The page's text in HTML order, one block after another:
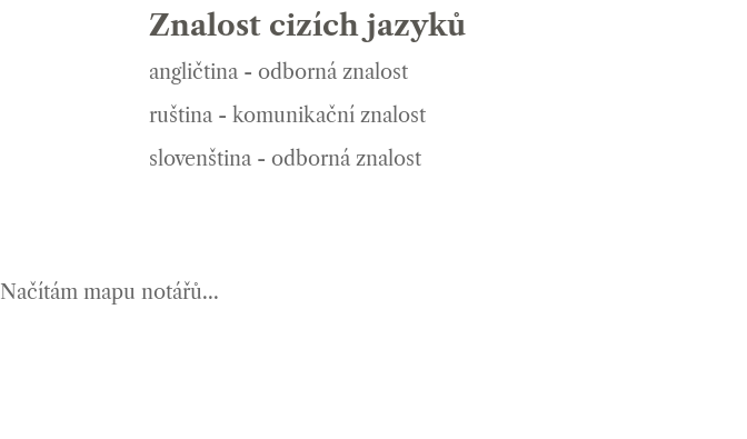
Znalost cizích jazyků
angličtina - odborná znalost
ruština - komunikační znalost
slovenština - odborná znalost
Načítám mapu notářů...